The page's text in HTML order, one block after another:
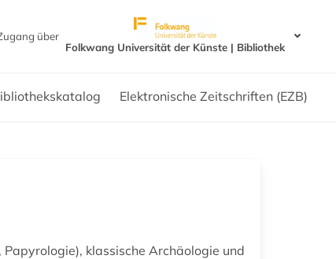
über
Folkwang Universität der Künste | Bibliothek
Elektronische Zeitschriften (EZB)
klassische Archäologie und